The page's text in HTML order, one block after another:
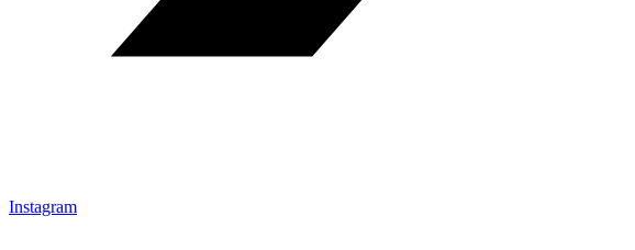
Instagram